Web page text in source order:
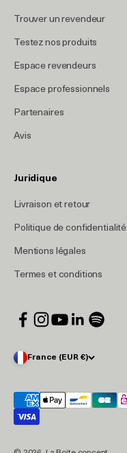
Trouver un revendeur
Testez nos produits
Espace revendeurs
Espace professionnels
Partenaires
Avis
Juridique
Livraison et retour
Politique de confidentialité
Mentions légales
Termes et conditions
France (EUR €)